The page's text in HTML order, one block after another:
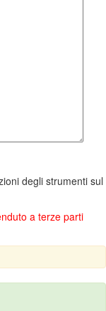
degli strumenti sul
a terze parti